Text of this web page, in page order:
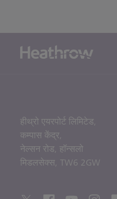
हीथ्रो एयरपोर्ट लिमिटेड,
कम्पास केंद्र,
नेल्सन रोड, हॉन्सलो
मिडलसेक्स, TW6 2GW